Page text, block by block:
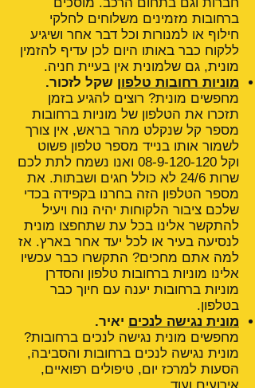
ברחובות מזמינים משלוחים לחלקי
חילוף או למנורות וכל דבר אחר ושיגיע
ללקוח כבר באותו היום לכן עדיף להזמין
מונית, גם שלמונית אין בעיית חניה.
מוניות רחובות טלפון שקל לזכור.
מחפשים מונית? רוצים להגיע בזמן
תזכרו את הטלפון של מוניות ברחובות
מספר קל שנקלט מהר בראש, אין צורך
לשמור אותו בנייד מספר טלפון פשוט
וקל 08-9-120-120 ואנו נשמח לתת לכם
שרות 24/6 לא כולל חגים ושבתות. את
מספר הטלפון הזה בחרנו בקפידה בכדי
שלכם ציבור הלקוחות יהיה נוח ויעיל
להתקשר אלינו בכל עת שתחפצו מונית
לנסיעה בעיר או לכל יעד אחר בארץ. אז
למה אתם מחכים? התקשרו כבר עכשיו
אלינו מוניות ברחובות טלפון והסדרן
מוניות ברחובות יענה עם חיוך כבר
בטלפון.
מונית נגישה לנכים יאיר.
מחפשים מונית נגישה לנכים ברחובות?
מונית נגישה לנכים ברחובות והסביבה,
הסעות למרכז יום, טיפולים רפואיים,